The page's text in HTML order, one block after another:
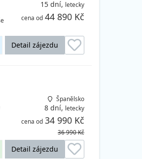
15 dní, letecky
cena od 44 890 Kč
Detail zájezdu
Španělsko
8 dní, letecky
cena od 34 990 Kč
36 990 Kč
Detail zájezdu